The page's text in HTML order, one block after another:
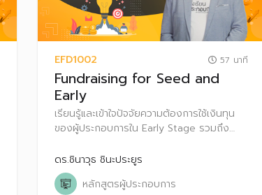
EFD1002 57 นาที
Fundraising for Seed and
Early
เรียนรู้และเข้าใจปัจจัยความต้องการใช้เงินทุน
ของผู้ประกอบการใน Early Stage รวมถึง
ดร.ชินาวุธ ชินะประยูร
หลักสูตรผู้ประกอบการ